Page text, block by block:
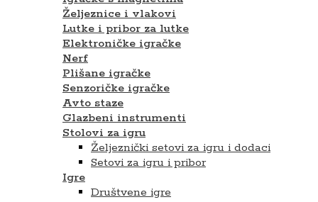
Željeznice i vlakovi
Lutke i pribor za lutke
Elektroničke igračke
Nerf
Plišane igračke
Senzoričke igračke
Avto staze
Glazbeni instrumenti
Stolovi za igru
Željeznički setovi za igru i dodaci
Setovi za igru ​​i pribor
Igre
Društvene igre